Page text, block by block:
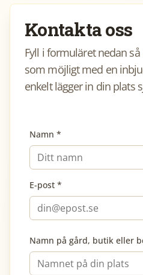
Kontakta oss
Fyll i formuläret nedan
som möjligt med en
enkelt lägger in din plats
Namn *
E-post *
Namn på gård, butik eller